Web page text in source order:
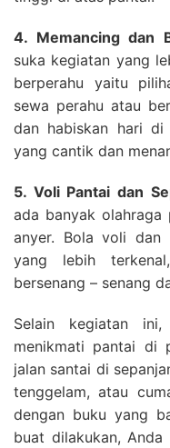
4. Memancing dan
suka kegiatan yang
berperahu yaitu
sewa perahu atau
dan habiskan hari di
yang cantik dan
5. Voli Pantai dan
ada banyak
anyer. Bola voli dan
yang lebih
bersenang – senang
Selain kegiatan
menikmati pantai di
jalan santai di
tenggelam, atau
dengan buku yang
buat dilakukan,